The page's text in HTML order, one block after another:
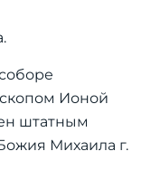
Ионой
штатным
Михаила г.